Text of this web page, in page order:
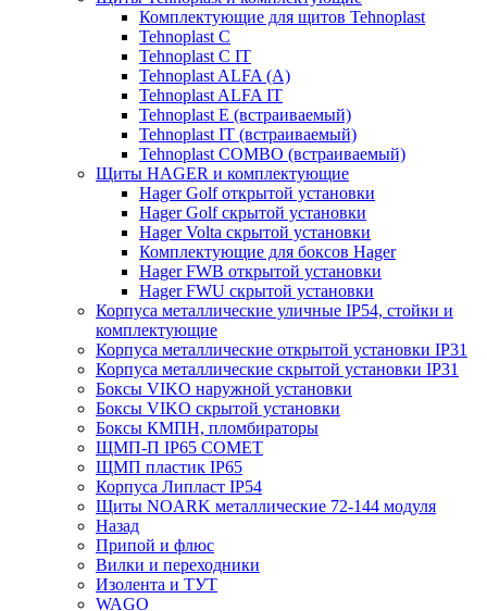
Комплектующие для щитов Tehnoplast
Tehnoplast C
Tehnoplast C IT
Tehnoplast ALFA (А)
Tehnoplast ALFA IT
Tehnoplast E (встраиваемый)
Tehnoplast IT (встраиваемый)
Tehnoplast COMBO (встраиваемый)
Щиты HAGER и комплектующие
Hager Golf открытой установки
Hager Golf скрытой установки
Hager Volta скрытой установки
Комплектующие для боксов Hager
Hager FWB открытой установки
Hager FWU скрытой установки
Корпуса металлические уличные IP54, стойки и
комплектующие
Корпуса металлические открытой установки IP31
Корпуса металлические скрытой установки IP31
Боксы VIKO наружной установки
Боксы VIKO скрытой установки
Боксы КМПН, пломбираторы
ЩМП-П IP65 COMET
ЩМП пластик IP65
Корпуса Липласт IP54
Щиты NOARK металлические 72-144 модуля
Назад
Припой и флюс
Вилки и переходники
Изолента и ТУТ
WAGO